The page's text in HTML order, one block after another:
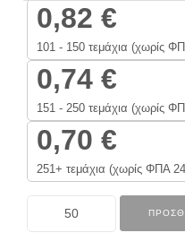
0,82 €
101 - 150 τεμάχια (χωρίς
0,74 €
151 - 250 τεμάχια (χωρίς
0,70 €
251+ τεμάχια (χωρίς ΦΠΑ